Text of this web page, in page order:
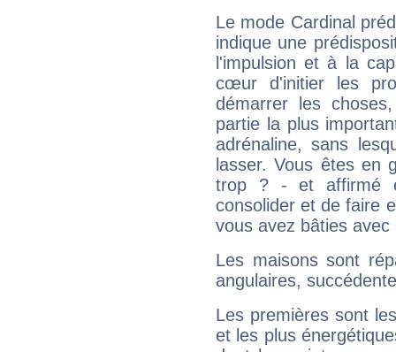
Le mode Cardinal
indique une
l'impulsion et à la
cœur d'initier les
démarrer les
partie la plus
adrénaline, sans
lasser. Vous êtes en
trop ? - et affirmé
consolider et de faire
vous avez bâties avec
Les maisons sont
angulaires,
Les premières sont
et les plus